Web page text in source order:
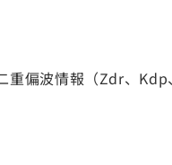
重偏波情報（Zdr、